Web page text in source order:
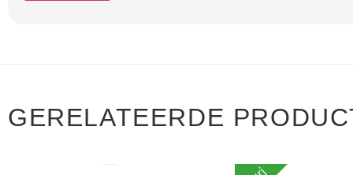
GERELATEERDE